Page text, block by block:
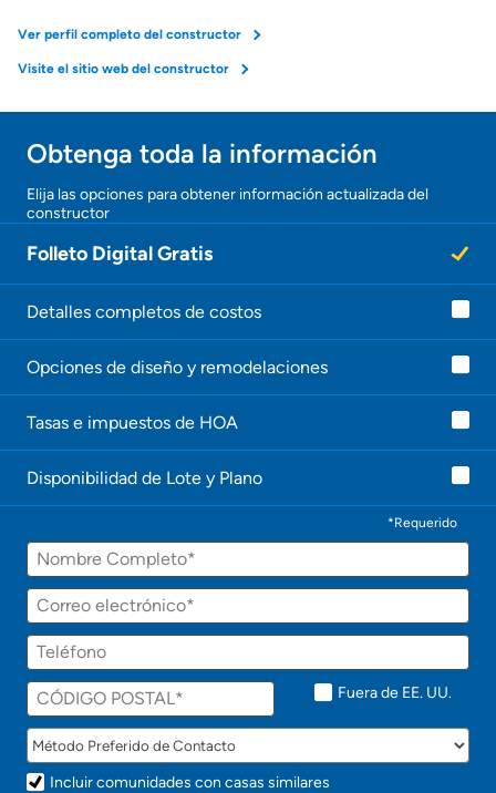
Obtener ofertas por mi casa
Ver perfil completo del constructor
Visite el sitio web del constructor
Obtenga toda la información
Elija las opciones para obtener información actualizada del
constructor
Folleto Digital Gratis
Detalles completos de costos
Opciones de diseño y remodelaciones
Tasas e impuestos de HOA
Disponibilidad de Lote y Plano
*Requerido
Fuera de EE. UU.
Incluir comunidades con casas similares